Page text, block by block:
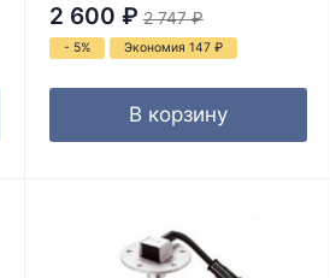
2 600 ₽ 2 747 ₽
- 5% Экономия 147 ₽
В корзину